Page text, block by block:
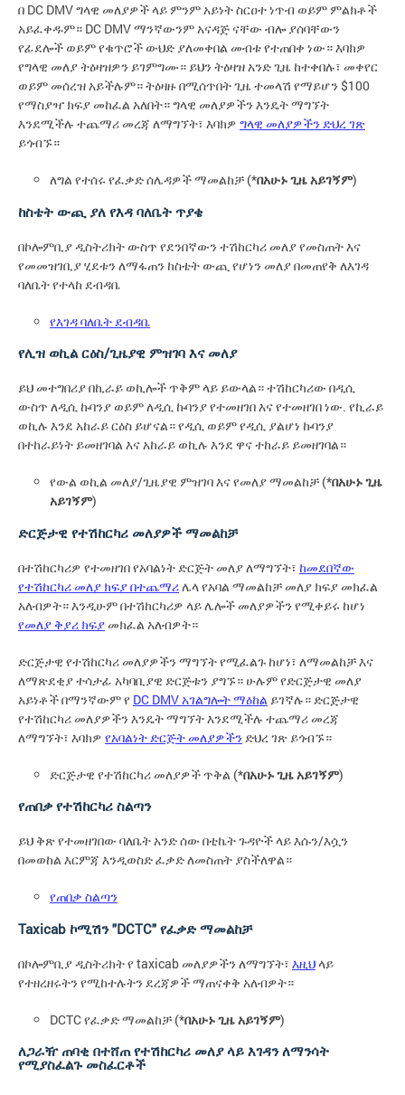
በ DC DMV ግላዊ መለያዎች ላይ ምንም አይነት ስርዐተ ነጥብ ወይም ምልክቶች
አይፈቀዱም። DC DMV ማንኛውንም አናዳጅ ናቸው ብሎ ያሰባቸውን
የፊደሎች ወይም የቁጥሮች ውህድ ያለመቀበል መብቱ የተጠበቀ ነው። እባክዎ
የግላዊ መለያ ትዕዛዝዎን ይገምግሙ። ይህን ትዕዛዝ አንድ ጊዜ ከተቀበሉ፣ መቀየር
ወይም መሰረዝ አይችሉም። ትዕዛዙ በሚሰጥበት ጊዜ ተመላሽ የማይሆን $100
የማስያዣ ክፍያ መከፈል አለበት። ግላዊ መለያዎችን እንዴት ማግኘት
እንደሚችሉ ተጨማሪ መረጃ ለማግኘት፣ እባክዎ ግላዊ መለያዎችን ድህረ ገጽ
ይጎብኙ።
ለግል የተሰሩ የፈቃድ ሰሌዳዎች ማመልከቻ (*በአሁኑ ጊዜ አይገኝም)
ከስቴት ውጪ ያለ የእዳ ባለቤት ጥያቄ
በኮሎምቢያ ዲስትሪክት ውስጥ የደንበኛውን ተሽከርካሪ መለያ የመስጠት እና
የመመዝገቢያ ሂደቱን ለማፋጠን ከስቴት ውጪ የሆነን መለያ በመጠየቅ ለእገዳ
ባለቤት የተላከ ደብዳቤ
የእገዳ ባለቤት ደብዳቤ
የሊዝ ወኪል ርዕስ/ጊዜያዊ ምዝገባ እና መለያ
ይህ መተግበሪያ በኪራይ ወኪሎች ጥቅም ላይ ይውላል። ተሽከርካሪው በዲሲ
ውስጥ ለዲሲ ኩባንያ ወይም ለዲሲ ኩባንያ የተመዘገበ እና የተመዘገበ ነው. የኪራይ
ወኪሉ እንደ አከራይ ርዕስ ይሆናል። የዲሲ ወይም የዲሲ ያልሆነ ኩባንያ
በተከራይነት ይመዘገባል እና አከራይ ወኪሉ እንደ ዋና ተከራይ ይመዘገባል።
የውል ወኪል መለያ/ጊዜያዊ ምዝገባ እና የመለያ ማመልከቻ (*በአሁኑ ጊዜ
አይገኝም)
ድርጅታዊ የተሽከርካሪ መለያዎች ማመልከቻ
በተሽከርካሪዎ የተመዘገበ የአባልነት ድርጅት መለያ ለማግኘት፣ ከመደበኛው
የተሽከርካሪ መለያ ክፍያ በተጨማሪሌላ የአባል ማመልከቻ መለያ ክፍያ መክፈል
አለብዎት። እንዲሁም በተሽከርካሪዎ ላይ ሌሎች መለያዎችን የሚቀይሩ ከሆነ
የመለያ ቅያሪ ክፍያመክፈል አለብዎት።
ድርጅታዊ የተሽከርካሪ መለያዎችን ማግኘት የሚፈልጉ ከሆነ፣ ለማመልከቻ እና
ለማጽደቂያ ተሳታፊ አካባቢያዊ ድርጅቱን ያግኙ። ሁሉም የድርጅታዊ መለያ
አይነቶች በማንኛውም የ DC DMV አገልግሎት ማዕከል ይገኛሉ። ድርጅታዊ
የተሽከርካሪ መለያዎችን እንዴት ማግኘት እንደሚችሉ ተጨማሪ መረጃ
ለማግኘት፣ እባክዎ የአባልነት ድርጅት መለያዎችንድህረ ገጽ ይጎብኙ።
ድርጅታዊ የተሽከርካሪ መለያዎች ጥቅል (*በአሁኑ ጊዜ አይገኝም)
የጠበቃ የተሽከርካሪ ስልጣን
ይህ ቅጽ የተመዘገበው ባለቤት አንድ ሰው በቲኬት ጉዳዮች ላይ እሱን/እሷን
በመወከል እርምጃ እንዲወስድ ፈቃድ ለመስጠት ያስችለዋል።
የጠበቃ ስልጣን
Taxicab ኮሚሽን "DCTC" የፈቃድ ማመልከቻ
በኮሎምቢያ ዲስትሪክት የ taxicab መለያዎችን ለማግኘት፣ እዚህላይ
የተዘረዘሩትን የሚከተሉትን ደረጃዎች ማጠናቀቅ አለብዎት።
DCTC የፈቃድ ማመልከቻ (*በአሁኑ ጊዜ አይገኝም)
ለጋራዥ ጠባቂ በተሸጠ የተሽከርካሪ መለያ ላይ እገዳን ለማንሳት
የሚያስፈልጉ መስፈርቶች